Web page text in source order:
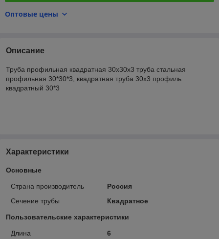
Оптовые цены
Описание
Труба профильная квадратная 30х30х3 труба стальная
профильная 30*30*3, квадратная труба 30х3 профиль
квадратный 30*3
Характеристики
Основные
Страна производитель
Россия
Сечение трубы
Квадратное
Пользовательские характеристики
Длина 6